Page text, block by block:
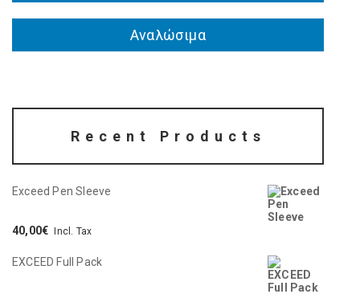
Αναλώσιμα
Recent Products
Exceed Pen Sleeve
40,00€ Incl. Tax
EXCEED Full Pack